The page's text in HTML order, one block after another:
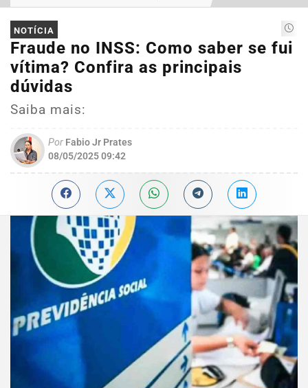
EM ALTA
NOTÍCIA
Fraude no INSS: Como saber se fui
vítima? Confira as principais
dúvidas
Saiba mais:
Por Fabio Jr Prates
08/05/2025 09:42